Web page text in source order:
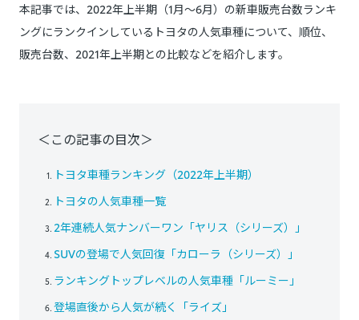
本記事では、2022年上半期（1月～6月）の新車販売台数ランキ
ングにランクインしているトヨタの人気車種について、順位、
販売台数、2021年上半期との比較などを紹介します。
＜この記事の目次＞
トヨタ車種ランキング（2022年上半期）
トヨタの人気車種一覧
2年連続人気ナンバーワン「ヤリス（シリーズ）」
SUVの登場で人気回復「カローラ（シリーズ）」
ランキングトップレベルの人気車種「ルーミー」
登場直後から人気が続く「ライズ」